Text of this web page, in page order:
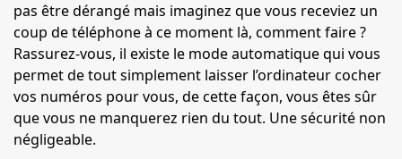
pas être dérangé mais imaginez que vous receviez un
coup de téléphone à ce moment là, comment faire ?
Rassurez-vous, il existe le mode automatique qui vous
permet de tout simplement laisser l’ordinateur cocher
vos numéros pour vous, de cette façon, vous êtes sûr
que vous ne manquerez rien du tout. Une sécurité non
négligeable.